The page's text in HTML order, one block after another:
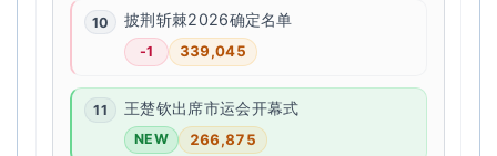
披荆斩棘2026确定名单
-1 339,045
王楚钦出席市运会开幕式
NEW 266,875